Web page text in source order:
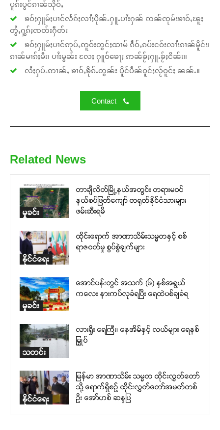
ပူၵ်းပွင်ၵၢၼ်သိုဝ်ႇ
ၶဝ်ႈႁူမ်ႈပၢင်လႅၵ်ႈလၢႆႈပိုၼ်ႉႁူႉပၢႆးႁၼ် ဢၼ်ၸုမ်းၶၢဝ်ႇၽူႈ
တွႆႇႁွၵ်ႈၸတ်းႁဵတ်း
ၶဝ်ႈႁူမ်ႈပၢင်ဢုပ်ႇဢူဝ်းတွင်ႈထၢမ် ၵဵဝ်ႇၵပ်းငဝ်းလၢႆးၵၢၼ်မိူင်း၊
ၵၢၼ်မၢၵ်ႈမီး၊ ပၢႆးမွၼ်း လႄႈ ႁူဝ်ၶေႃႈ ဢၼ်ၶႂ်ႈႁူႉၶႂ်ႈငိၼ်း။
လႆႈႁပ်ႉဢၢၼ်ႇ ၶၢဝ်ႇၶိုၵ်ႉတွၼ်း ပိူင်ပဵၼ်ဝူင်ႈလႂ်ဝူင်ႈ ၼၼ်ႉ။
Contact
Related News
မှုခင်း
တာချီလိတ်မြို့နယ်အတွင်း တရားမဝင်
နယ်စပ်ဖြတ်ကျော် တရုတ်နိုင်ငံသားများ
ဖမ်းဆီးရမိ
နိုင်ငံရေး
ထိုင်းရောက် အာဏာသိမ်းသမ္မတနှင့် စစ်
ရာဇဝတ်မှု စွပ်စွဲချက်များ
မှုခင်း
အောင်ပန်းတွင် အသက် (၆) နှစ်အရွယ်
ကလေး နားကပ်လုခံရပြီး ရေထဲပစ်ချခံရ
သတင်း
လားရှိုး ရေကြီး၊ နေအိမ်နှင့် လယ်များ ရေနစ်
မြှုပ်
နိုင်ငံရေး
မြန်မာ အာဏာသိမ်း သမ္မတ ထိုင်းလွှတ်တော်
သို့ ရောက်ရှိစဉ် ထိုင်းလွှတ်တော်အမတ်တစ်
ဦး အော်ဟစ် ဆန္ဒပြ